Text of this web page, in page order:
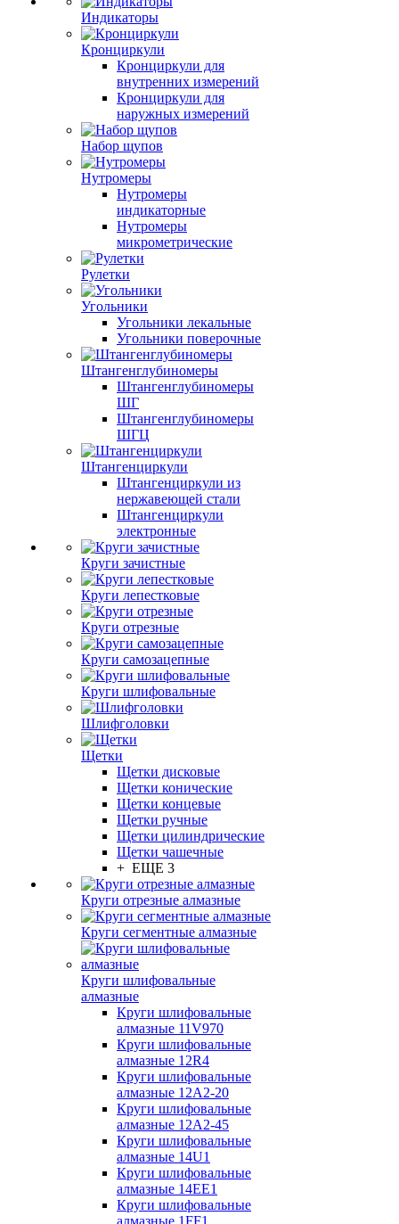
Индикаторы
Кронциркули
Кронциркули для
внутренних измерений
Кронциркули для
наружных измерений
Набор щупов
Нутромеры
Нутромеры
индикаторные
Нутромеры
микрометрические
Рулетки
Угольники
Угольники лекальные
Угольники поверочные
Штангенглубиномеры
Штангенглубиномеры
ШГ
Штангенглубиномеры
ШГЦ
Штангенциркули
Штангенциркули из
нержавеющей стали
Штангенциркули
электронные
Круги зачистные
Круги лепестковые
Круги отрезные
Круги самозацепные
Круги шлифовальные
Шлифголовки
Щетки
Щетки дисковые
Щетки конические
Щетки концевые
Щетки ручные
Щетки цилиндрические
Щетки чашечные
+ ЕЩЕ 3
Круги отрезные алмазные
Круги сегментные алмазные
Круги шлифовальные
алмазные
Круги шлифовальные
алмазные 11V970
Круги шлифовальные
алмазные 12R4
Круги шлифовальные
алмазные 12А2-20
Круги шлифовальные
алмазные 12А2-45
Круги шлифовальные
алмазные 14U1
Круги шлифовальные
алмазные 14ЕЕ1
Круги шлифовальные
алмазные 1FF1